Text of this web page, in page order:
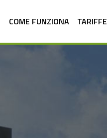
COME FUNZIONA
TARIFFE